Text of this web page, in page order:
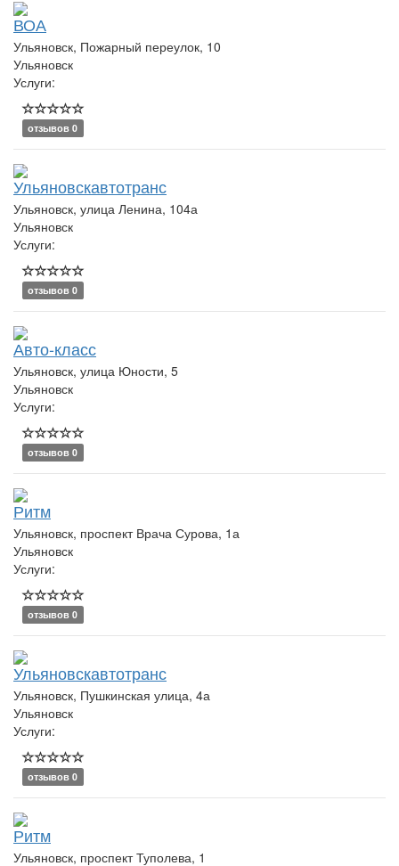
ВОА
Ульяновск, Пожарный переулок, 10
Ульяновск
Услуги:
отзывов 0
Ульяновскавтотранс
Ульяновск, улица Ленина, 104а
Ульяновск
Услуги:
отзывов 0
Авто-класс
Ульяновск, улица Юности, 5
Ульяновск
Услуги:
отзывов 0
Ритм
Ульяновск, проспект Врача Сурова, 1а
Ульяновск
Услуги:
отзывов 0
Ульяновскавтотранс
Ульяновск, Пушкинская улица, 4а
Ульяновск
Услуги:
отзывов 0
Ритм
Ульяновск, проспект Туполева, 1